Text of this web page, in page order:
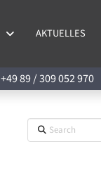
AKTUELLES
+49 89 / 309 052 970
Search